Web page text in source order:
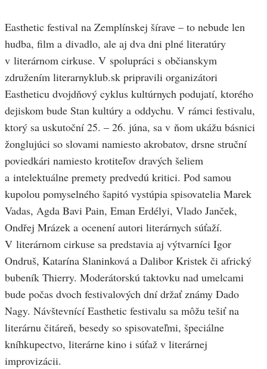
Easthetic festival na Zemplínskej šírave – to nebude len
hudba, film a divadlo, ale aj dva dni plné literatúry
v literárnom cirkuse. V spolupráci s občianskym
združením literarnyklub.sk pripravili organizátori
Eastheticu dvojdňový cyklus kultúrnych podujatí, ktorého
dejiskom bude Stan kultúry a oddychu. V rámci festivalu,
ktorý sa uskutoční 25. – 26. júna, sa v ňom ukážu básnici
žonglujúci so slovami namiesto akrobatov, drsne struční
poviedkári namiesto krotiteľov dravých šeliem
a intelektuálne premety predvedú kritici. Pod samou
kupolou pomyselného šapitó vystúpia spisovatelia Marek
Vadas, Agda Bavi Pain, Eman Erdélyi, Vlado Janček,
Ondřej Mrázek a ocenení autori literárnych súťaží.
V literárnom cirkuse sa predstavia aj výtvarníci Igor
Ondruš, Katarína Slaninková a Dalibor Kristek či africký
bubeník Thierry. Moderátorskú taktovku nad umelcami
bude počas dvoch festivalových dní držať známy Dado
Nagy. Návštevnící Easthetic festivalu sa môžu tešiť na
literárnu čitáreň, besedy so spisovateľmi, špeciálne
kníhkupectvo, literárne kino i súťaž v literárnej
improvizácii.